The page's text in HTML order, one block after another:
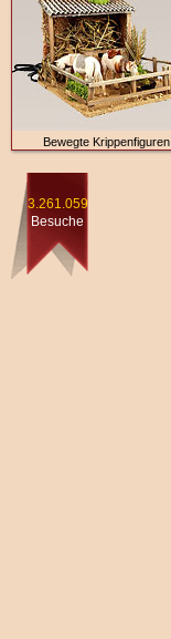
Bewegte Krippenfiguren
3.261.059
Besuche